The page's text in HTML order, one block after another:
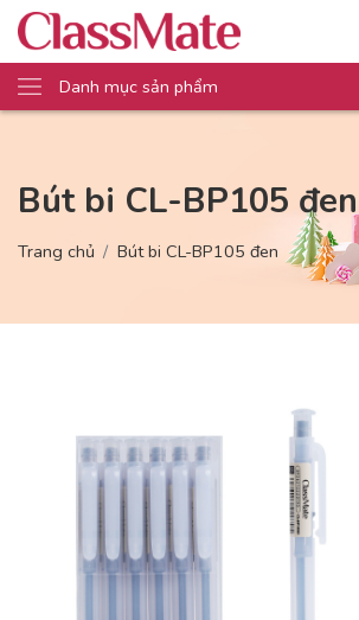
Danh mục sản phẩm
Bút bi CL-BP105 đen
Trang chủ Bút bi CL-BP105 đen